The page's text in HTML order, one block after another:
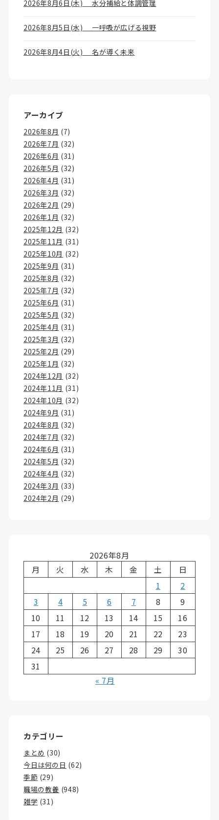
2026年8月6日(木) 水分補給と体調管理
2026年8月5日(水) 一呼吸が広げる視野
2026年8月4日(火) 名が導く未来
アーカイブ
2026年8月 (7)
2026年7月 (32)
2026年6月 (31)
2026年5月 (32)
2026年4月 (31)
2026年3月 (32)
2026年2月 (29)
2026年1月 (32)
2025年12月 (32)
2025年11月 (31)
2025年10月 (32)
2025年9月 (31)
2025年8月 (32)
2025年7月 (32)
2025年6月 (31)
2025年5月 (32)
2025年4月 (31)
2025年3月 (32)
2025年2月 (29)
2025年1月 (32)
2024年12月 (32)
2024年11月 (31)
2024年10月 (32)
2024年9月 (31)
2024年8月 (32)
2024年7月 (32)
2024年6月 (31)
2024年5月 (32)
2024年4月 (32)
2024年3月 (33)
2024年2月 (29)
2026年8月
月
火 水 木 金 土
日
1
2
3
4 5 6 7 8
9
10
11 12 13 14 15
16
17
18 19 20 21 22
23
24
25 26 27 28 29
30
31
« 7月
カテゴリー
まとめ (30)
今日は何の日 (62)
季節 (29)
職場の教養 (948)
雑学 (31)